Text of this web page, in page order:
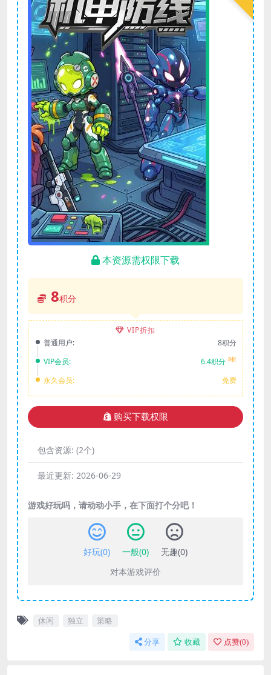
本资源需权限下载
8积分
VIP折扣
普通用户:
8积分
VIP会员:
6.4积分 8折
永久会员: 免费
购买下载权限
包含资源: (2个)
最近更新: 2026-06-29
游戏好玩吗，请动动小手，在下面打个分吧！
好玩(0) 一般(0) 无趣(0)
对本游戏评价
休闲 独立 策略
分享 收藏 点赞(0)